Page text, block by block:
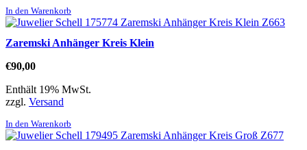
In den Warenkorb
Zaremski Anhänger Kreis Klein
€90,00
Enthält 19% MwSt.
zzgl. Versand
In den Warenkorb